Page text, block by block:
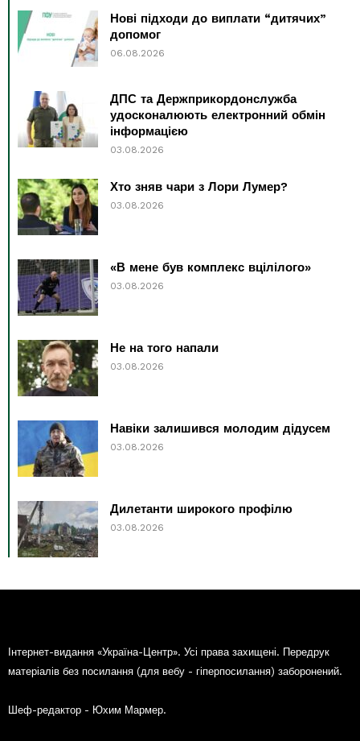
Нові підходи до виплати “дитячих”
допомог
06.08.2026
ДПС та Держприкордонслужба
удосконалюють електронний обмін
інформацією
03.08.2026
Хто зняв чари з Лори Лумер?
03.08.2026
«В мене був комплекс вцілілого»
03.08.2026
Не на того напали
03.08.2026
Навіки залишився молодим дідусем
03.08.2026
Дилетанти широкого профілю
03.08.2026
Інтернет-видання «Україна-Центр». Усі права захищені. Передрук
матеріалів без посилання (для вебу - гіперпосилання) заборонений.
Шеф-редактор - Юхим Мармер.